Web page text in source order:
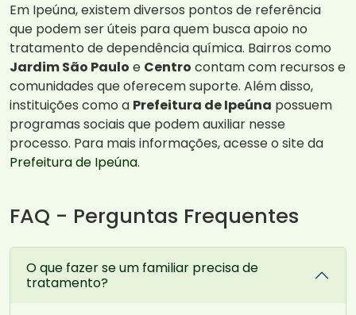
Em Ipeúna, existem diversos pontos de referência
que podem ser úteis para quem busca apoio no
tratamento de dependência química. Bairros como
Jardim São Paulo e Centro contam com recursos e
comunidades que oferecem suporte. Além disso,
instituições como a Prefeitura de Ipeúna possuem
programas sociais que podem auxiliar nesse
processo. Para mais informações, acesse o site da
Prefeitura de Ipeúna.
FAQ - Perguntas Frequentes
O que fazer se um familiar precisa de
tratamento?